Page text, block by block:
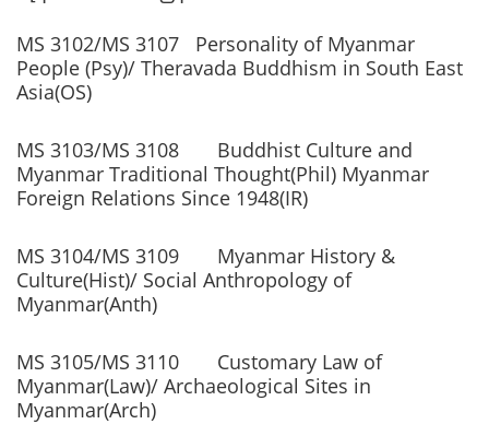
MS 3102/MS 3107 Personality of Myanmar
People (Psy)/ Theravada Buddhism in South East
Asia(OS)
MS 3103/MS 3108 Buddhist Culture and
Myanmar Traditional Thought(Phil) Myanmar
Foreign Relations Since 1948(IR)
MS 3104/MS 3109 Myanmar History &
Culture(Hist)/ Social Anthropology of
Myanmar(Anth)
MS 3105/MS 3110 Customary Law of
Myanmar(Law)/ Archaeological Sites in
Myanmar(Arch)